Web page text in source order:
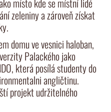
zeleniny a zároveň získat
domu ve vesnici haloban,
Palackého jako
která posílá studenty do
angličtinu.
projekt udržitelného